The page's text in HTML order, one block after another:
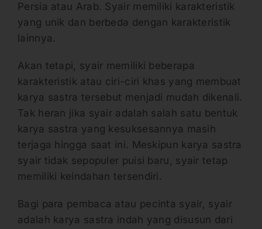
Persia atau Arab. Syair memiliki karakteristik
yang unik dan berbeda dengan karakteristik
lainnya.
Akan tetapi, syair memiliki beberapa
karakteristik atau ciri-ciri khas yang membuat
karya sastra tersebut menjadi mudah dikenali.
Tak heran jika syair adalah salah satu bentuk
karya sastra yang kesuksesannya masih
terjaga hingga saat ini. Meskipun karya sastra
syair tidak sepopuler puisi baru, syair tetap
memiliki keindahan tersendiri.
Bagi para pembaca atau pecinta syair, syair
adalah karya sastra indah yang disusun dari